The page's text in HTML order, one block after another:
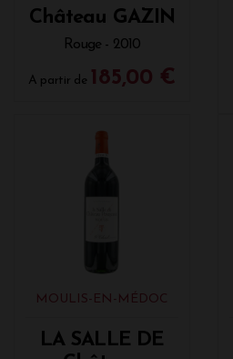
Château GAZIN
Rouge - 2010
A partir de 185,00 €
MOULIS-EN-MÉDOC
LA SALLE DE